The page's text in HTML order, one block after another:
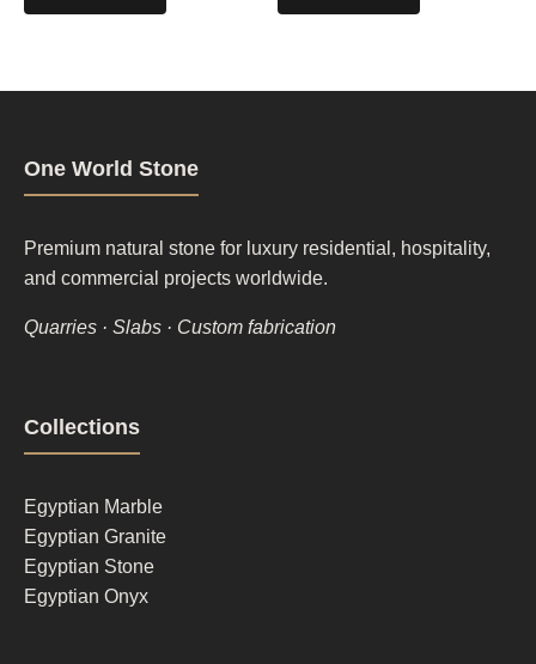
One World Stone
Premium natural stone for luxury residential, hospitality,
and commercial projects worldwide.
Quarries · Slabs · Custom fabrication
Footer
column
1
Collections
Egyptian Marble
Egyptian Granite
Egyptian Stone
Egyptian Onyx